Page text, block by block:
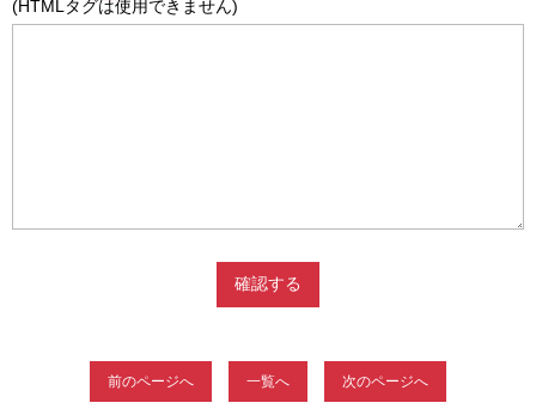
(HTMLタグは使用できません)
前のページへ 一覧へ 次のページへ